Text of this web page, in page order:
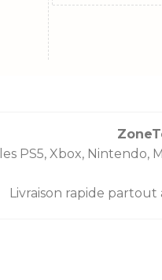
PS5, Xbox, Nintendo,
Livraison rapide partout